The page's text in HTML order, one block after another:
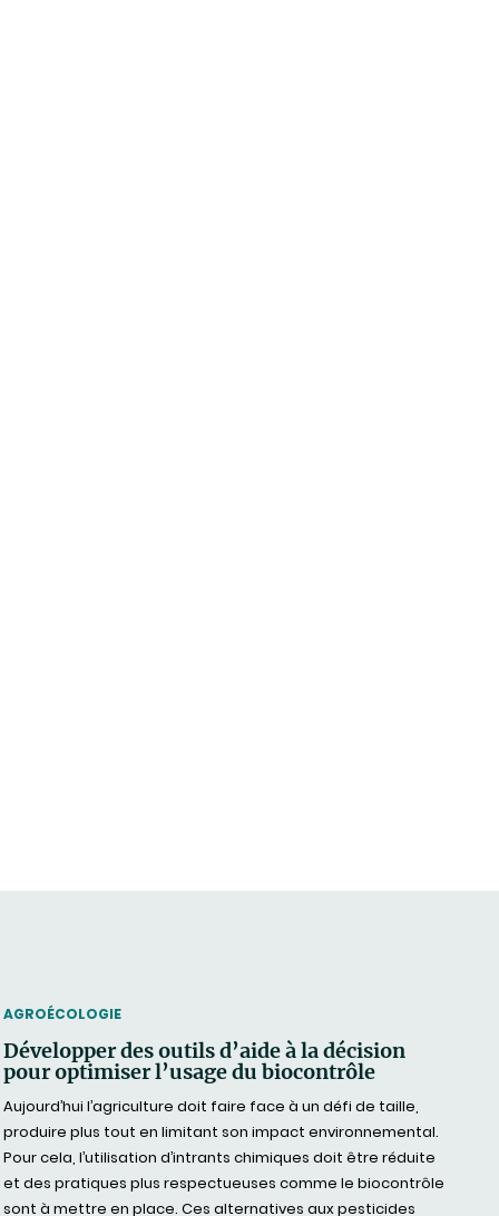
THEMATIC
AGROÉCOLOGIE
Développer des outils d’aide à la décision
pour optimiser l’usage du biocontrôle
Aujourd’hui l’agriculture doit faire face à un défi de taille,
produire plus tout en limitant son impact environnemental.
Pour cela, l’utilisation d’intrants chimiques doit être réduite
et des pratiques plus respectueuses comme le biocontrôle
sont à mettre en place. Ces alternatives aux pesticides